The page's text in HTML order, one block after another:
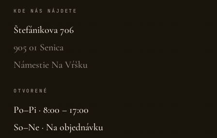
KDE NÁS NÁJDETE
Štefánikova 706
905 01 Senica
Námestie Na Vŕšku
OTVORENÉ
Po–Pi · 8:00 – 17:00
So–Ne · Na objednávku